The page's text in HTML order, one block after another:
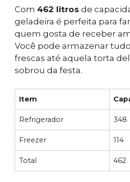
Com 462 litros de
geladeira é perfeita para
quem gosta de receber
Você pode armazenar
frescas até aquela torta
sobrou da festa.
Item
Refrigerador 348
Freezer 114
Total 462